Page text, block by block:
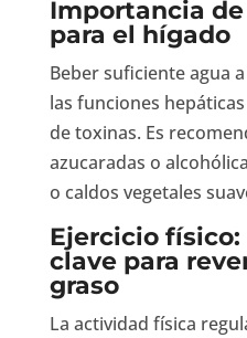
Importancia
para el hígado
Beber suficiente agua
las funciones
de toxinas. Es
azucaradas o
o caldos vegetales
Ejercicio
clave para
graso
La actividad física